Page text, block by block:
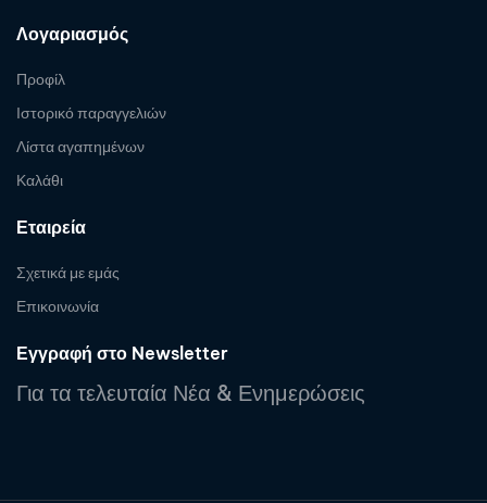
Λογαριασμός
Προφίλ
Ιστορικό παραγγελιών
Λίστα αγαπημένων
Καλάθι
Εταιρεία
Σχετικά με εμάς
Επικοινωνία
Εγγραφή στο Newsletter
Για τα τελευταία Νέα & Ενημερώσεις